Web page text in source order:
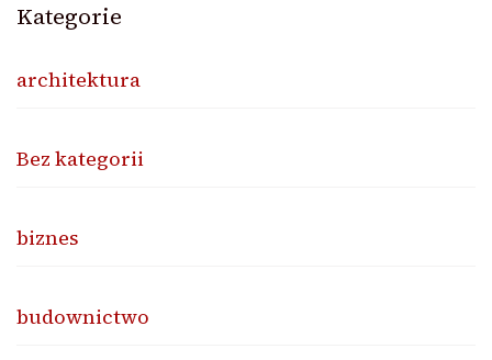
Kategorie
architektura
Bez kategorii
biznes
budownictwo